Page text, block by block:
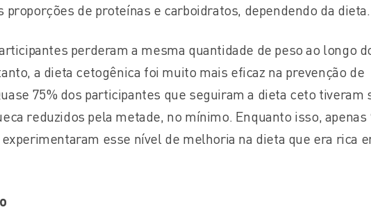
proporções de proteínas e carboidratos, dependendo da dieta.
perderam a mesma quantidade de peso ao longo
a dieta cetogênica foi muito mais eficaz na prevenção de
75% dos participantes que seguiram a dieta ceto tiveram
reduzidos pela metade, no mínimo. Enquanto isso, apenas
esse nível de melhoria na dieta que era rica